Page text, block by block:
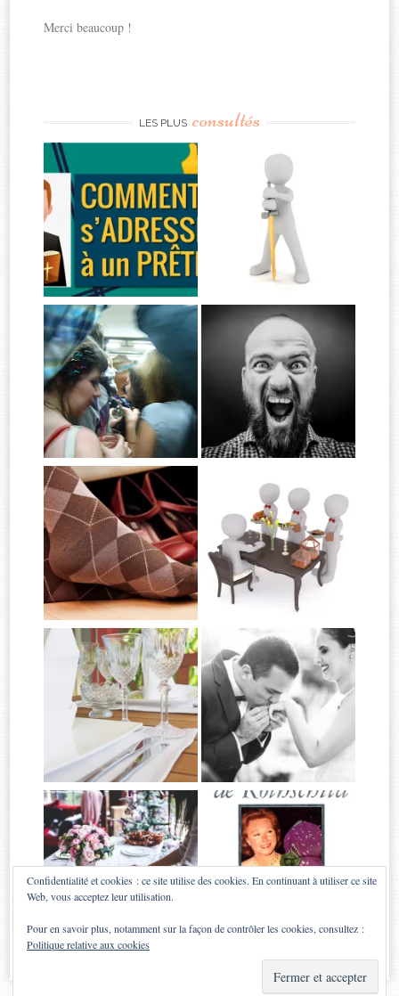
Merci beaucoup !
LES PLUS consultés
Confidentialité et cookies : ce site utilise des cookies. En continuant à utiliser ce site
Web, vous acceptez leur utilisation.
Pour en savoir plus, notamment sur la façon de contrôler les cookies, consultez :
Politique relative aux cookies